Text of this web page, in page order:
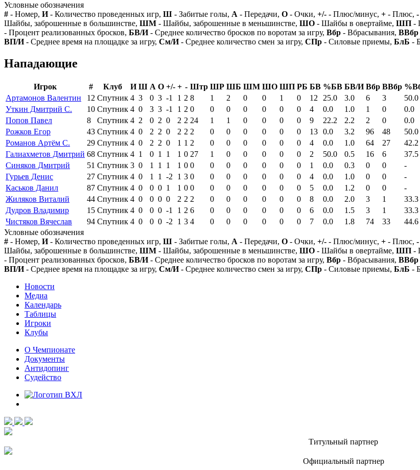
Условные обозначения
# - Номер, И- Количество проведенных игр, Ш - Забитые голы, А - Передачи, О - Очки, +/- - Плюс/минус, + - Плюс, -
Шайбы, заброшенные в большинстве, ШМ - Шайбы, заброшенные в меньшинстве, ШО - Шайбы в овертайме, ШП -
- Процент реализованных бросков, БВ/И- Среднее количество бросков по воротам за игру, Вбр - Вбрасывания, ВВбр
ВП/И- Среднее время на площадке за игру, См/И- Среднее количество смен за игру, СПр - Силовые приемы, БлБ -
Нападающие
Игрок # Клуб И Ш А О +/- + - Штр ШР ШБ ШМ ШО ШП РБ БВ %БВ БВ/И Вбр ВВбр
Артамонов Валентин
12 Спутник 4 3 0 3 -1 1 2 8 1 2 0 0 1 0 12 25.0 3.0 6 3 50.0
Уткин Дмитрий С.
10 Спутник 4 0 3 3 -1 1 2 0 0 0 0 0 0 0 4 0.0 1.0 1 0 0.0
Попов Павел
8 Спутник 4 2 0 2 0 2 2 24 1 1 0 0 0 0 9 22.2 2.2 2 0 0.0
Рожков Егор
43 Спутник 4 0 2 2 0 2 2 2 0 0 0 0 0 0 13 0.0 3.2 96 48 50.0
Романов Артём С.
29 Спутник 4 0 2 2 0 1 1 2 0 0 0 0 0 0 4 0.0 1.0 64 27 42.2
Галиахметов Дмитрий 68 Спутник 4 1 0 1 1 1 0 27 1 0 0 0 0 0 2 50.0 0.5 16 6 37.5
Синяков Дмитрий
51 Спутник 3 0 1 1 1 1 0 0 0 0 0 0 0 0 1 0.0 0.3 0 0 -
Гурьев Денис
27 Спутник 4 0 1 1 -2 1 3 0 0 0 0 0 0 0 4 0.0 1.0 0 0 -
Каськов Данил
87 Спутник 4 0 0 0 1 1 0 0 0 0 0 0 0 0 5 0.0 1.2 0 0 -
Жиляков Виталий
44 Спутник 4 0 0 0 0 2 2 2 0 0 0 0 0 0 8 0.0 2.0 3 1 33.3
Дудров Владимир
15 Спутник 4 0 0 0 -1 1 2 6 0 0 0 0 0 0 6 0.0 1.5 3 1 33.3
Чистяков Вячеслав
94 Спутник 4 0 0 0 -2 1 3 4 0 0 0 0 0 0 7 0.0 1.8 74 33 44.6
Условные обозначения
# - Номер, И- Количество проведенных игр, Ш - Забитые голы, А - Передачи, О - Очки, +/- - Плюс/минус, + - Плюс, -
Шайбы, заброшенные в большинстве, ШМ - Шайбы, заброшенные в меньшинстве, ШО - Шайбы в овертайме, ШП -
- Процент реализованных бросков, БВ/И- Среднее количество бросков по воротам за игру, Вбр - Вбрасывания, ВВбр
ВП/И- Среднее время на площадке за игру, См/И- Среднее количество смен за игру, СПр - Силовые приемы, БлБ -
Новости
Медиа
Календарь
Таблицы
Игроки
Клубы
О Чемпионате
Документы
Антидопинг
Судейство
Титульный партнер
Официальный партнер